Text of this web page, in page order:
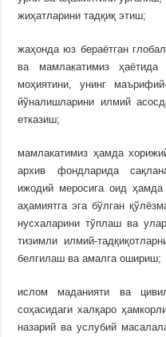
жиҳатларини тадқиқ этиш;
жаҳонда юз бераётган
ва мамлакатимиз ҳаётида
моҳиятини, унинг
йўналишларини илмий
етказиш;
мамлакатимиз ҳамда
архив фондларида
ижодий меросига оид
аҳамиятга эга бўлган
нусхаларини тўплаш ва
тизимли илмий-
белгилаш ва амалга ошириш;
ислом маданияти ва
соҳасидаги халқаро
назарий ва услубий